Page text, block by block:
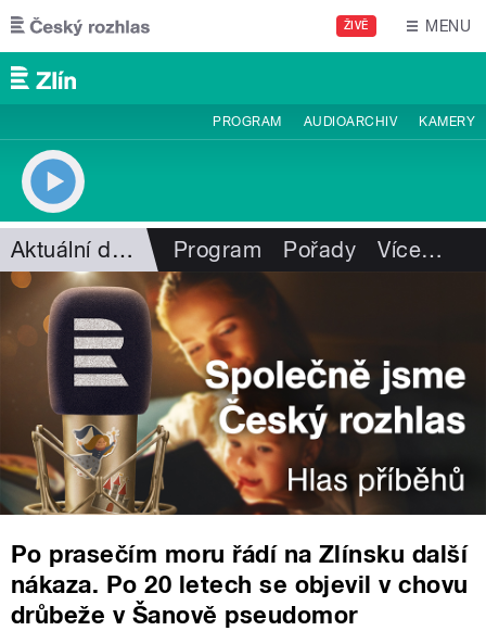
Přejít k hlavnímu obsahu
ŽIVĚ MENU
PROGRAM AUDIOARCHIV KAMERY
Aktuální dění Program Pořady Více…
Po prasečím moru řádí na Zlínsku další
nákaza. Po 20 letech se objevil v chovu
drůbeže v Šanově pseudomor